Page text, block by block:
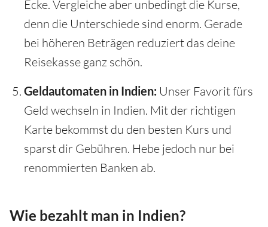
Ecke. Vergleiche aber unbedingt die Kurse,
denn die Unterschiede sind enorm. Gerade
bei höheren Beträgen reduziert das deine
Reisekasse ganz schön.
Geldautomaten in Indien: Unser Favorit fürs
Geld wechseln in Indien. Mit der richtigen
Karte bekommst du den besten Kurs und
sparst dir Gebühren. Hebe jedoch nur bei
renommierten Banken ab.
Wie bezahlt man in Indien?